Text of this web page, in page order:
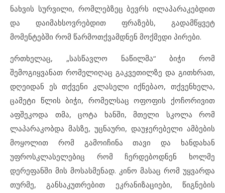
ნახვის სურვილი, რომლებზეც ბევრს ილაპარაკებდით
და დაიმახსოვრებდით ფრაზებს, გადამწყვეტ
მომენტებში რომ წარმოთქვამდნენ მოქმედი პირები.
ერთხელაც, „სასწავლო ნაწილმა“ ბიჭი რომ
შემოგიყვანათ რომელიღაც გაკვეთილზე და გითხრათ,
დღეიდან ეს თქვენი კლასელი იქნებაო, თქვენხელა,
ცამეტი წლის ბიჭი, რომელსაც ოფოფის ქოჩორივით
აფშეკოდა თმა, ცოტა ხანში, მთელი სკოლა რომ
ლაპარაკობდა მასზე, უცნაური, დაუჯერებელი ამბების
მოყოლით რომ გამოიჩინა თავი და ხანდახან
უფროსკლასელებიც რომ ჩერდებოდნენ ხოლმე
დერეფანში მის მოსასმენად. კინო მასაც რომ უყვარდა
თურმე, განსაკუთრებით ეკრანიზაციები, წიგნების